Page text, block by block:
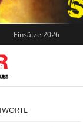
Einsätze 2026